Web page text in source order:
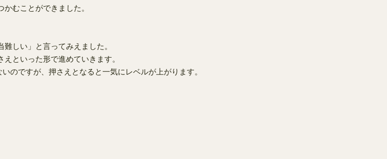
むことができました。
しい」と言ってみえました。
といった形で進めていきます。
のですが、押さえとなると一気にレベルが上がります。